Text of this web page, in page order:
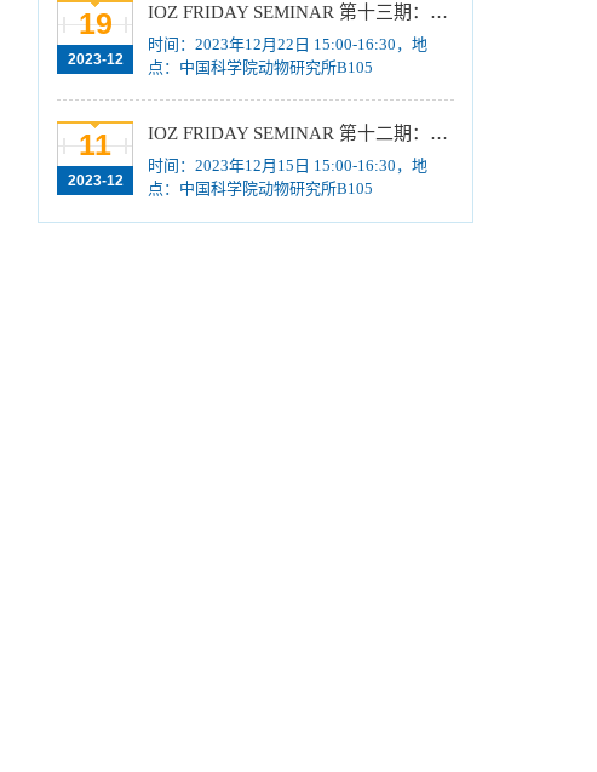
19
2023-12
IOZ FRIDAY SEMINAR 第十三期：上皮类器官系统构建之组织力的协调与细胞应答解析、利用表观基因组编辑技术调控基因表达
时间：2023年12月22日 15:00-16:30，地
点：中国科学院动物研究所B105
11
2023-12
IOZ FRIDAY SEMINAR 第十二期：动物月节律和年节律的奥秘探究、功能性毛细血管网络的体外构建及应用
时间：2023年12月15日 15:00-16:30，地
点：中国科学院动物研究所B105